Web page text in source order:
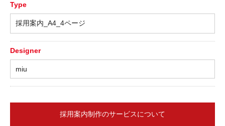
Type
採用案内_A4_4ページ
Designer
miu
採用案内制作のサービスについて